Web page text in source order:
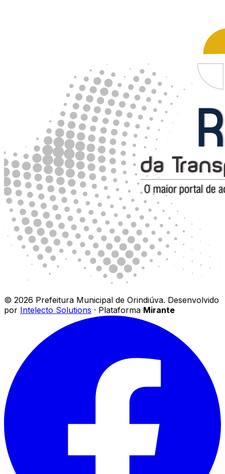
© 2026 Prefeitura Municipal de Orindiúva. Desenvolvido
por Intelecto Solutions · Plataforma Mirante